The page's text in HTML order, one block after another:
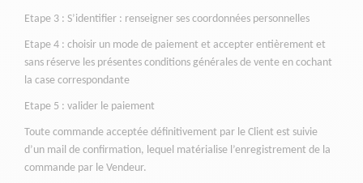
Etape 3 : S’identifier : renseigner ses coordonnées personnelles
Etape 4 : choisir un mode de paiement et accepter entièrement et
sans réserve les présentes conditions générales de vente en cochant
la case correspondante
Etape 5 : valider le paiement
Toute commande acceptée définitivement par le Client est suivie
d’un mail de confirmation, lequel matérialise l’enregistrement de la
commande par le Vendeur.